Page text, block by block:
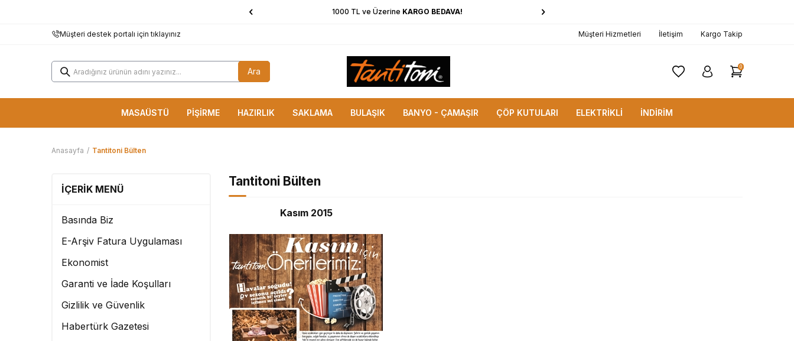
1000 TL ve Üzerine KARGO BEDAVA!
Müşteri destek portalı için tıklayınız Müşteri Hizmetleri İletişim Kargo Takip
Ara 0
MASAÜSTÜ PİŞİRME HAZIRLIK SAKLAMA BULAŞIK BANYO - ÇAMAŞIR ÇÖP KUTULARI ELEKTRİKLİ İNDİRİM
Anasayfa / Tantitoni Bülten
İÇERIK MENÜ
Basında Biz
E-Arşiv Fatura Uygulaması
Ekonomist
Garanti ve İade Koşulları
Gizlilik ve Güvenlik
Habertürk Gazetesi
Tantitoni Bülten
Kasım 2015